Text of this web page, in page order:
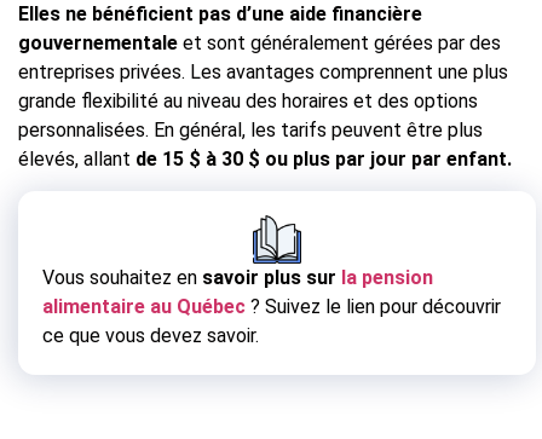
Elles ne bénéficient pas d’une aide financière
gouvernementale et sont généralement gérées par des
entreprises privées. Les avantages comprennent une plus
grande flexibilité au niveau des horaires et des options
personnalisées. En général, les tarifs peuvent être plus
élevés, allant de 15 $ à 30 $ ou plus par jour par enfant.
Vous souhaitez en savoir plus sur la pension
alimentaire au Québec ? Suivez le lien pour découvrir
ce que vous devez savoir.